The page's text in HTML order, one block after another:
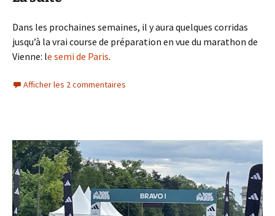
Dans les prochaines semaines, il y aura quelques corridas
jusqu’à la vrai course de préparation en vue du marathon de
Vienne: le semi de Paris.
Afficher les 2 commentaires